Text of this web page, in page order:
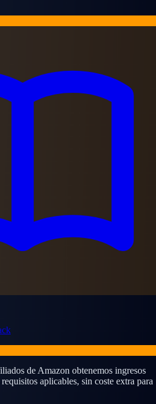
de Amazon obtenemos ingresos
aplicables, sin coste extra para